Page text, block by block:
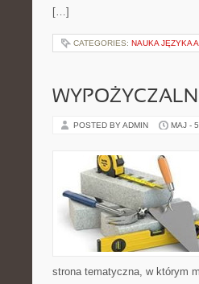
[…]
CATEGORIES: NAUKA JĘZYKA
POSTED BY ADMIN MAJ -
strona tematyczna, w którym